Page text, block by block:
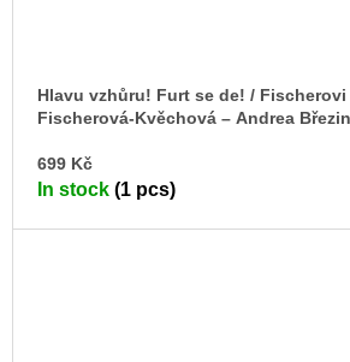
Hlavu vzhůru! Furt se de! / Fischerovi
Fischerová-Kvěchová – Andrea
699 Kč
In stock (1 pcs)